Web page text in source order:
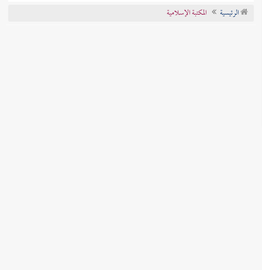
تراجم الأعلام
الرئيسية المكتبة الإسلامية